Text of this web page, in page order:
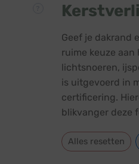
Geef je dakrand
ruime keuze
lichtsnoeren,
is uitgevoerd in
certificering.
blikvanger deze
Alles resetten